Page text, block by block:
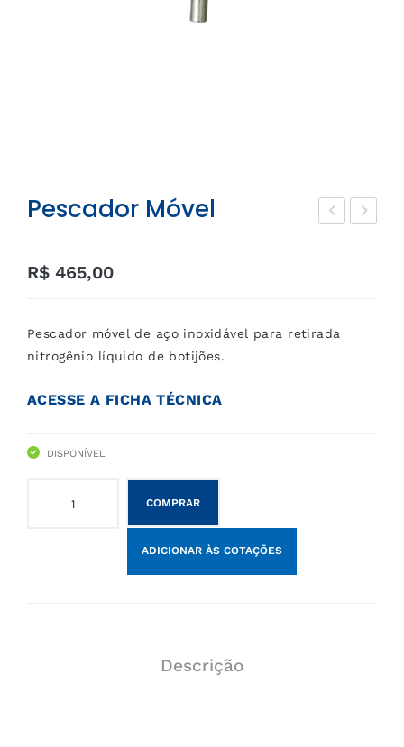
a –
Pescador Móvel
R$ 465,00
Pescador móvel de aço inoxidável para retirada
nitrogênio líquido de botijões.
ACESSE A FICHA TÉCNICA
DISPONÍVEL
COMPRAR
ADICIONAR ÀS COTAÇÕES
Descrição